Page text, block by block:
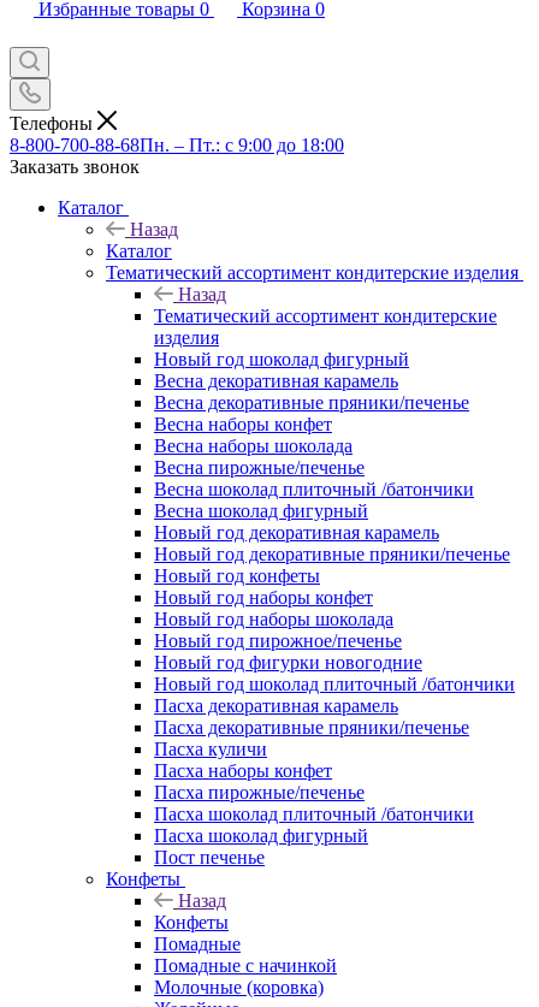
Избранные товары 0 Корзина 0
Телефоны
8-800-700-88-68Пн. – Пт.: с 9:00 до 18:00
Заказать звонок
Каталог
Назад
Каталог
Тематический ассортимент кондитерские изделия
Назад
Тематический ассортимент кондитерские
изделия
Новый год шоколад фигурный
Весна декоративная карамель
Весна декоративные пряники/печенье
Весна наборы конфет
Весна наборы шоколада
Весна пирожные/печенье
Весна шоколад плиточный /батончики
Весна шоколад фигурный
Новый год декоративная карамель
Новый год декоративные пряники/печенье
Новый год конфеты
Новый год наборы конфет
Новый год наборы шоколада
Новый год пирожное/печенье
Новый год фигурки новогодние
Новый год шоколад плиточный /батончики
Пасха декоративная карамель
Пасха декоративные пряники/печенье
Пасха куличи
Пасха наборы конфет
Пасха пирожные/печенье
Пасха шоколад плиточный /батончики
Пасха шоколад фигурный
Пост печенье
Конфеты
Назад
Конфеты
Помадные
Помадные с начинкой
Молочные (коровка)